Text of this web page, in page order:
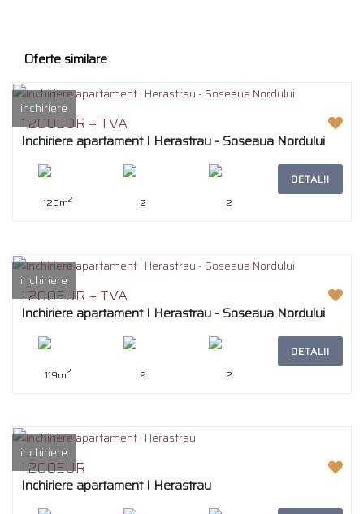
Oferte similare
inchiriere
1.200EUR + TVA
Inchiriere apartament I Herastrau - Soseaua Nordului
120m2 2 2
DETALII
inchiriere
1.200EUR + TVA
Inchiriere apartament I Herastrau - Soseaua Nordului
119m2 2 2
DETALII
inchiriere
1.200EUR
Inchiriere apartament I Herastrau